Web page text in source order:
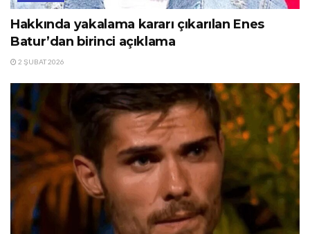
Hakkında yakalama kararı çıkarılan Enes
Batur’dan birinci açıklama
2 ŞUBAT 2026